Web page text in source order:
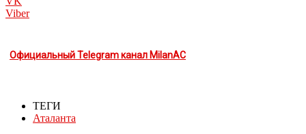
Viber
Официальный Telegram канал MilanAC
ТЕГИ
Аталанта